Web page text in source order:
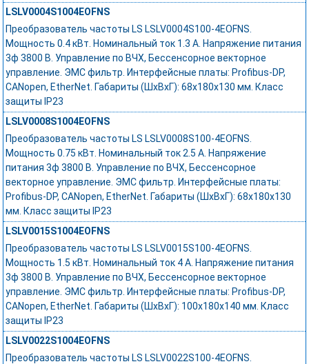
LSLV0004S1004EOFNS
Преобразователь частоты LS LSLV0004S100-4EOFNS.
Мощность 0.4 кВт. Номинальный ток 1.3 А. Напряжение питания
3ф 3800 В. Управление по ВЧХ, Бессенсорное векторное
управление. ЭМС фильтр. Интерфейсные платы: Profibus-DP,
CANopen, EtherNet. Габариты (ШхВхГ): 68х180х130 мм. Класс
защиты IP23
LSLV0008S1004EOFNS
Преобразователь частоты LS LSLV0008S100-4EOFNS.
Мощность 0.75 кВт. Номинальный ток 2.5 А. Напряжение
питания 3ф 3800 В. Управление по ВЧХ, Бессенсорное
векторное управление. ЭМС фильтр. Интерфейсные платы:
Profibus-DP, CANopen, EtherNet. Габариты (ШхВхГ): 68х180х130
мм. Класс защиты IP23
LSLV0015S1004EOFNS
Преобразователь частоты LS LSLV0015S100-4EOFNS.
Мощность 1.5 кВт. Номинальный ток 4 А. Напряжение питания
3ф 3800 В. Управление по ВЧХ, Бессенсорное векторное
управление. ЭМС фильтр. Интерфейсные платы: Profibus-DP,
CANopen, EtherNet. Габариты (ШхВхГ): 100х180х140 мм. Класс
защиты IP23
LSLV0022S1004EOFNS
Преобразователь частоты LS LSLV0022S100-4EOFNS.